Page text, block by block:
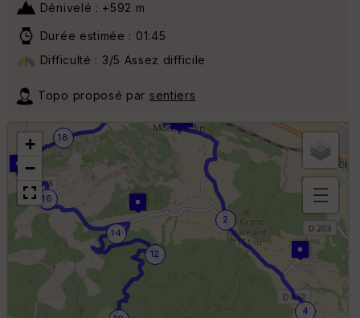
Dénivelé : +592 m
Durée estimée : 01:45
Difficulté : 3/5 Assez difficile
Topo proposé par sentiers
2
4
12
14
16
18
+
−
B
or
e
ki
m